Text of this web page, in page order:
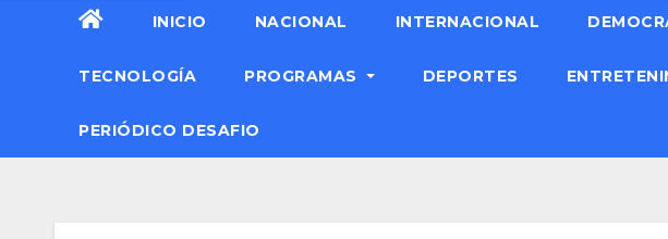
INICIO NACIONAL INTERNACIONAL
TECNOLOGÍA PROGRAMAS DEPORTES
PERIÓDICO DESAFIO